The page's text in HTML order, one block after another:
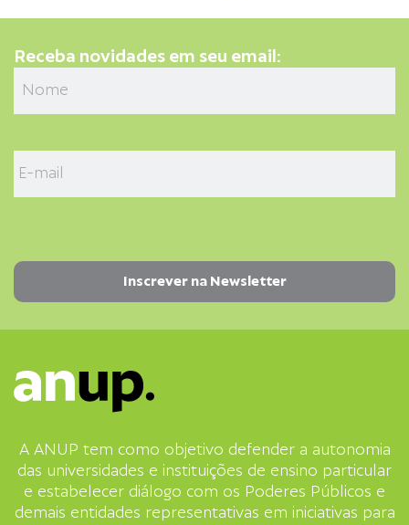
Receba novidades em seu email:
A ANUP tem como objetivo defender a autonomia
das universidades e instituições de ensino particular
e estabelecer diálogo com os Poderes Públicos e
demais entidades representativas em iniciativas para